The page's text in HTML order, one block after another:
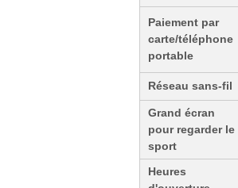
Paiement par
carte/téléphone
portable
Réseau sans-fil
Grand écran
pour regarder le
sport
Heures